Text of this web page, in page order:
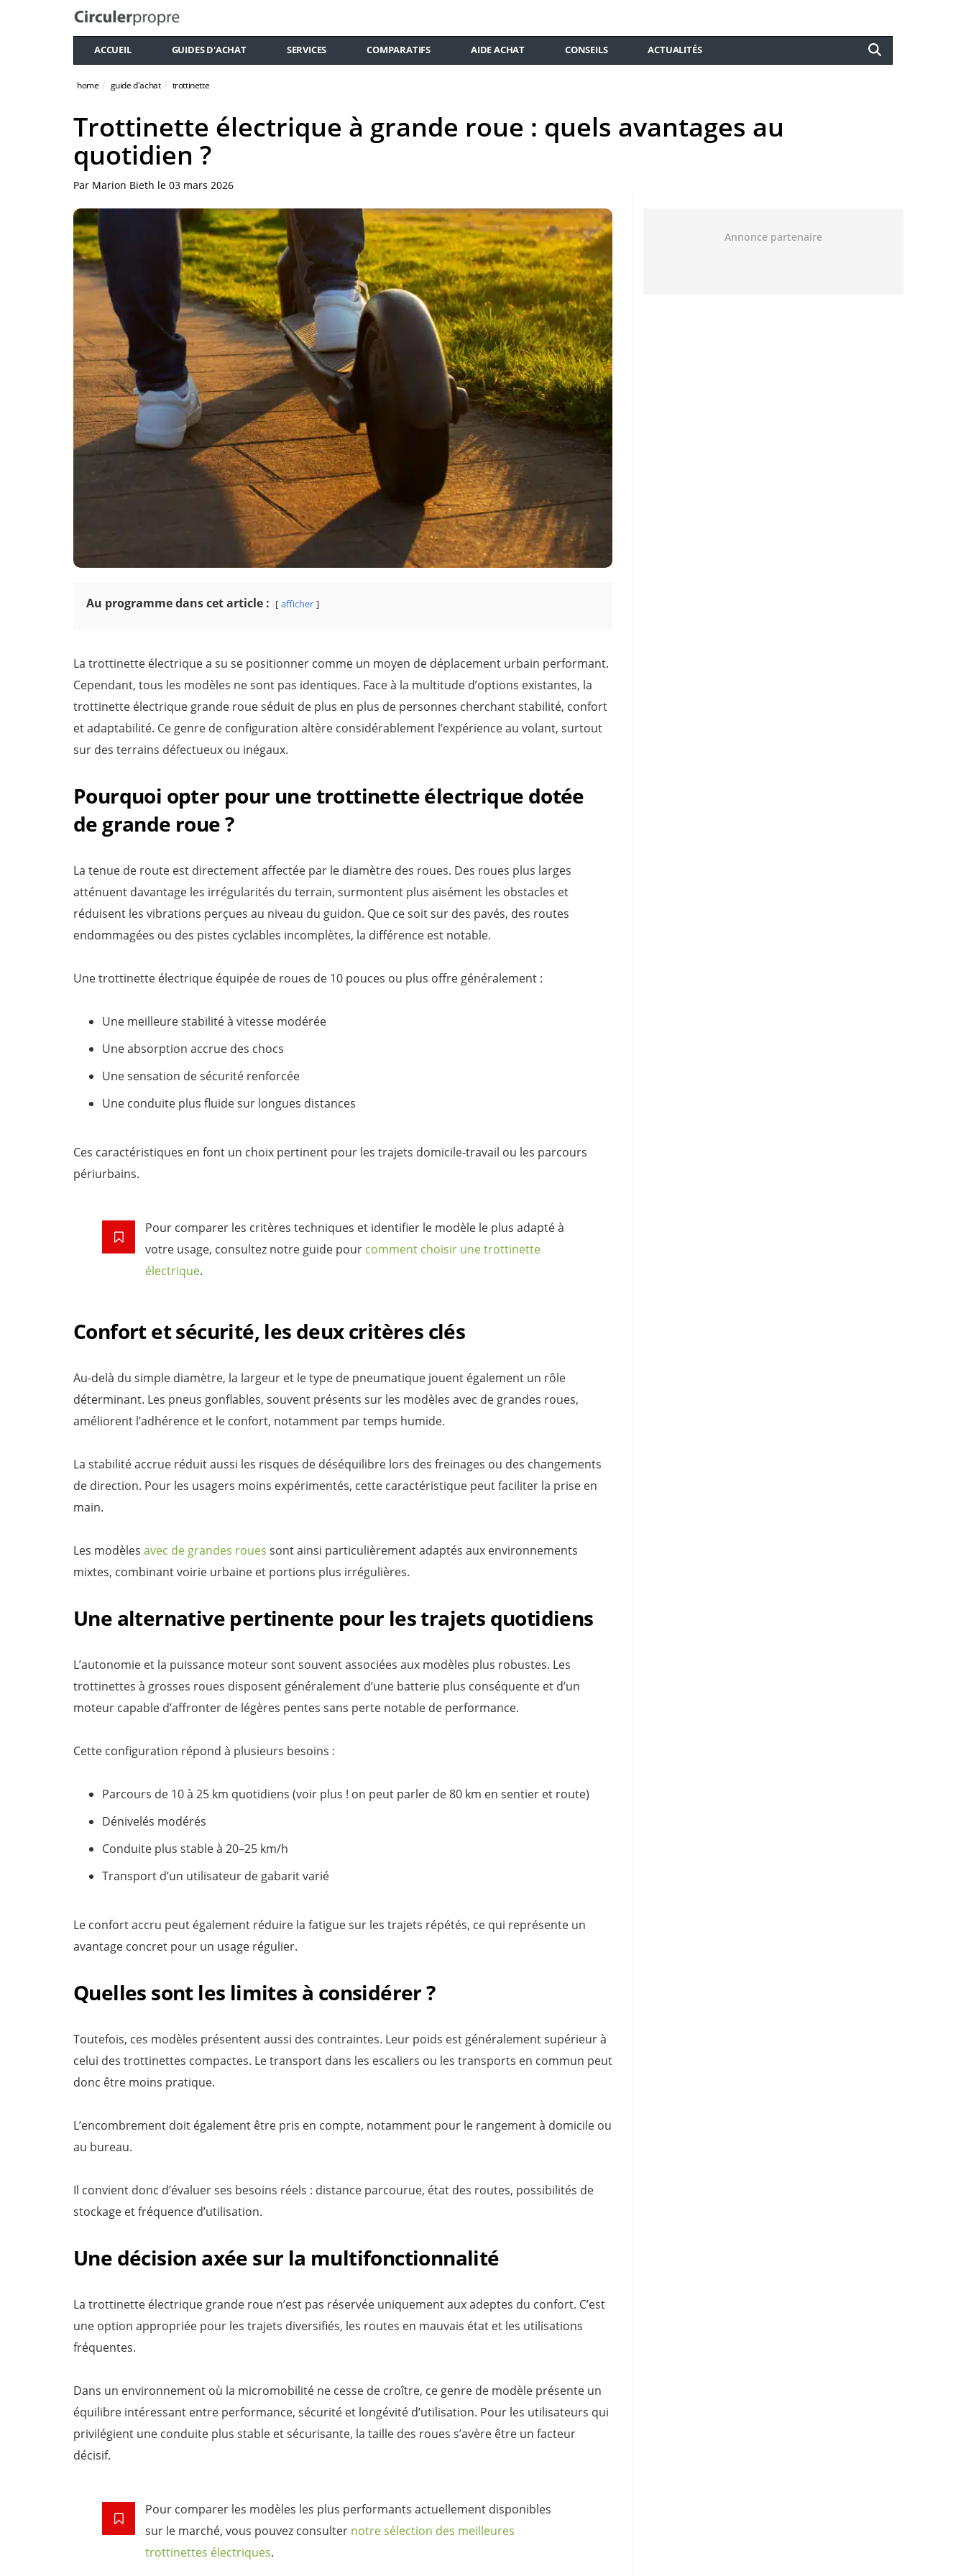
ACCUEIL GUIDES D'ACHAT SERVICES COMPARATIFS AIDE ACHAT CONSEILS ACTUALITÉS
home guide d'achat trottinette
Trottinette électrique à grande roue : quels avantages au
quotidien ?
Par Marion Bieth le 03 mars 2026
Au programme dans cet article : afficher
La trottinette électrique a su se positionner comme un moyen de déplacement urbain performant.
Cependant, tous les modèles ne sont pas identiques. Face à la multitude d’options existantes, la
trottinette électrique grande roue​ séduit de plus en plus de personnes cherchant stabilité, confort
et adaptabilité. Ce genre de configuration altère considérablement l’expérience au volant, surtout
sur des terrains défectueux ou inégaux.
Pourquoi opter pour une trottinette électrique dotée
de grande roue ?
La tenue de route est directement affectée par le diamètre des roues. Des roues plus larges
atténuent davantage les irrégularités du terrain, surmontent plus aisément les obstacles et
réduisent les vibrations perçues au niveau du guidon. Que ce soit sur des pavés, des routes
endommagées ou des pistes cyclables incomplètes, la différence est notable.
Une trottinette électrique équipée de roues de 10 pouces ou plus offre généralement :
Une meilleure stabilité à vitesse modérée
Une absorption accrue des chocs
Une sensation de sécurité renforcée
Une conduite plus fluide sur longues distances
Ces caractéristiques en font un choix pertinent pour les trajets domicile-travail ou les parcours
périurbains.
Pour comparer les critères techniques et identifier le modèle le plus adapté à
votre usage, consultez notre guide pour comment choisir une trottinette
électrique.
Confort et sécurité, les deux critères clés
Au-delà du simple diamètre, la largeur et le type de pneumatique jouent également un rôle
déterminant. Les pneus gonflables, souvent présents sur les modèles avec de grandes roues,
améliorent l’adhérence et le confort, notamment par temps humide.
La stabilité accrue réduit aussi les risques de déséquilibre lors des freinages ou des changements
de direction. Pour les usagers moins expérimentés, cette caractéristique peut faciliter la prise en
main.
Les modèles avec de grandes roues sont ainsi particulièrement adaptés aux environnements
mixtes, combinant voirie urbaine et portions plus irrégulières.
Une alternative pertinente pour les trajets quotidiens
L’autonomie et la puissance moteur sont souvent associées aux modèles plus robustes. Les
trottinettes à grosses roues disposent généralement d’une batterie plus conséquente et d’un
moteur capable d’affronter de légères pentes sans perte notable de performance.
Cette configuration répond à plusieurs besoins :
Parcours de 10 à 25 km quotidiens (voir plus ! on peut parler de 80 km en sentier et route)
Dénivelés modérés
Conduite plus stable à 20–25 km/h
Transport d’un utilisateur de gabarit varié
Le confort accru peut également réduire la fatigue sur les trajets répétés, ce qui représente un
avantage concret pour un usage régulier.
Quelles sont les limites à considérer ?
Toutefois, ces modèles présentent aussi des contraintes. Leur poids est généralement supérieur à
celui des trottinettes compactes. Le transport dans les escaliers ou les transports en commun peut
donc être moins pratique.
L’encombrement doit également être pris en compte, notamment pour le rangement à domicile ou
au bureau.
Il convient donc d’évaluer ses besoins réels : distance parcourue, état des routes, possibilités de
stockage et fréquence d’utilisation.
Une décision axée sur la multifonctionnalité
La trottinette électrique grande roue​ n’est pas réservée uniquement aux adeptes du confort. C’est
une option appropriée pour les trajets diversifiés, les routes en mauvais état et les utilisations
fréquentes.
Dans un environnement où la micromobilité ne cesse de croître, ce genre de modèle présente un
équilibre intéressant entre performance, sécurité et longévité d’utilisation. Pour les utilisateurs qui
privilégient une conduite plus stable et sécurisante, la taille des roues s’avère être un facteur
décisif.
Pour comparer les modèles les plus performants actuellement disponibles
sur le marché, vous pouvez consulter notre sélection des meilleures
trottinettes électriques.
Annonce partenaire